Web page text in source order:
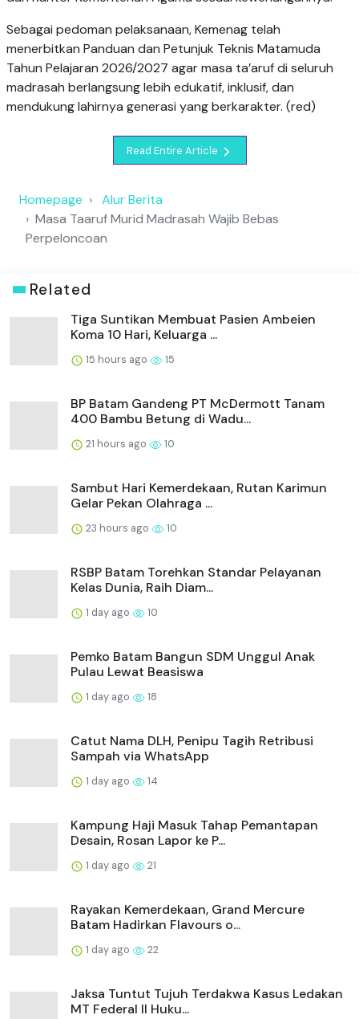
Sebagai pedoman pelaksanaan, Kemenag telah
menerbitkan Panduan dan Petunjuk Teknis Matamuda
Tahun Pelajaran 2026/2027 agar masa ta’aruf di seluruh
madrasah berlangsung lebih edukatif, inklusif, dan
mendukung lahirnya generasi yang berkarakter. (red)
Read Entire Article
Homepage
Alur Berita
Masa Taaruf Murid Madrasah Wajib Bebas
Perpeloncoan
Related
Tiga Suntikan Membuat Pasien Ambeien
Koma 10 Hari, Keluarga ...
15 hours ago 15
BP Batam Gandeng PT McDermott Tanam
400 Bambu Betung di Wadu...
21 hours ago 10
Sambut Hari Kemerdekaan, Rutan Karimun
Gelar Pekan Olahraga ...
23 hours ago 10
RSBP Batam Torehkan Standar Pelayanan
Kelas Dunia, Raih Diam...
1 day ago 10
Pemko Batam Bangun SDM Unggul Anak
Pulau Lewat Beasiswa
1 day ago 18
Catut Nama DLH, Penipu Tagih Retribusi
Sampah via WhatsApp
1 day ago 14
Kampung Haji Masuk Tahap Pemantapan
Desain, Rosan Lapor ke P...
1 day ago 21
Rayakan Kemerdekaan, Grand Mercure
Batam Hadirkan Flavours o...
1 day ago 22
Jaksa Tuntut Tujuh Terdakwa Kasus Ledakan
MT Federal II Huku...